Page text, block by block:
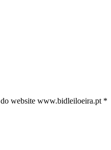
do website www.bidleiloeira.pt *